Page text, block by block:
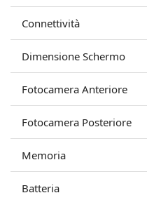
Connettività
Dimensione Schermo
Fotocamera Anteriore
Fotocamera Posteriore
Memoria
Batteria